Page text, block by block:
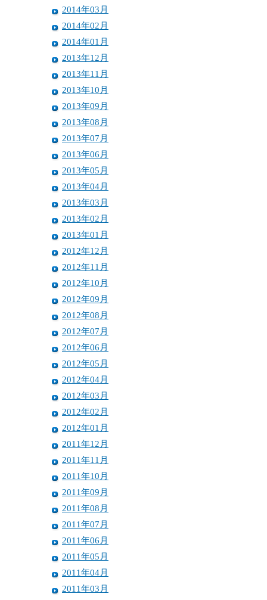
2014年03月
2014年02月
2014年01月
2013年12月
2013年11月
2013年10月
2013年09月
2013年08月
2013年07月
2013年06月
2013年05月
2013年04月
2013年03月
2013年02月
2013年01月
2012年12月
2012年11月
2012年10月
2012年09月
2012年08月
2012年07月
2012年06月
2012年05月
2012年04月
2012年03月
2012年02月
2012年01月
2011年12月
2011年11月
2011年10月
2011年09月
2011年08月
2011年07月
2011年06月
2011年05月
2011年04月
2011年03月